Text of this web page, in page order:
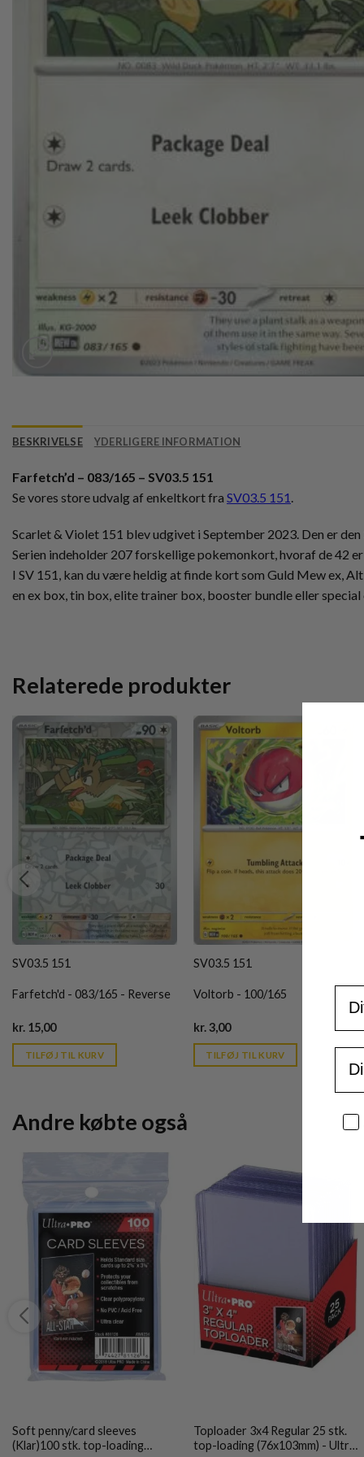
BESKRIVELSE YDERLIGERE INFORMATION
Farfetch’d – 083/165 – SV03.5 151
Se vores store udvalg af enkeltkort fra SV03.5 151
Scarlet & Violet 151 blev udgivet i September 2023. Den er
Serien indeholder 207 forskellige pokemonkort, hvoraf de 42
I SV 151, kan du være heldig at finde kort som Guld Mew ex,
en ex box, tin box, elite trainer box, booster bundle eller
Relaterede produkter
SV03.5 151
Farfetch'd - 083/165 - Reverse
kr. 15,00Current
is:
kr. 39,95.
TILFØJ TIL KURV
SV03.5 151
Voltorb - 100/165
kr.3,00Current
is:
kr. 39,95.
TILFØJ TIL KURV
Andre købte også
Soft penny/card sleeves
(Klar)100 stk. top-loading
Toploader 3x4 Regular 25 stk.
top-loading (76x103mm) - Ultra